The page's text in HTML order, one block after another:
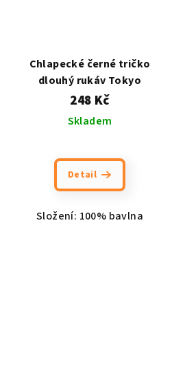
Chlapecké černé tričko
dlouhý rukáv Tokyo
248 Kč
Skladem
Detail
Složení: 100% bavlna